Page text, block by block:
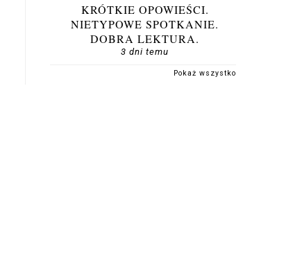
KRÓTKIE OPOWIEŚCI.
NIETYPOWE SPOTKANIE.
DOBRA LEKTURA.
3 dni temu
Pokaż wszystko